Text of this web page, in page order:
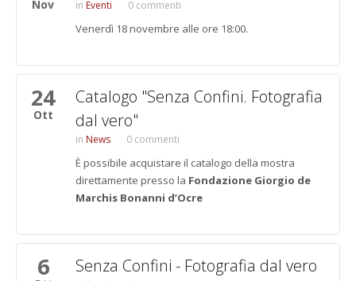
Nov Eventi 0 commenti
Venerdì 18 novembre alle ore 18:00.
24
Ott
Catalogo "Senza Confini. Fotografia
dal vero"
News 0 commenti
È possibile acquistare il catalogo della mostra
direttamente presso la Fondazione Giorgio de
Marchis Bonanni d’Ocre
6 Senza Confini - Fotografia dal vero